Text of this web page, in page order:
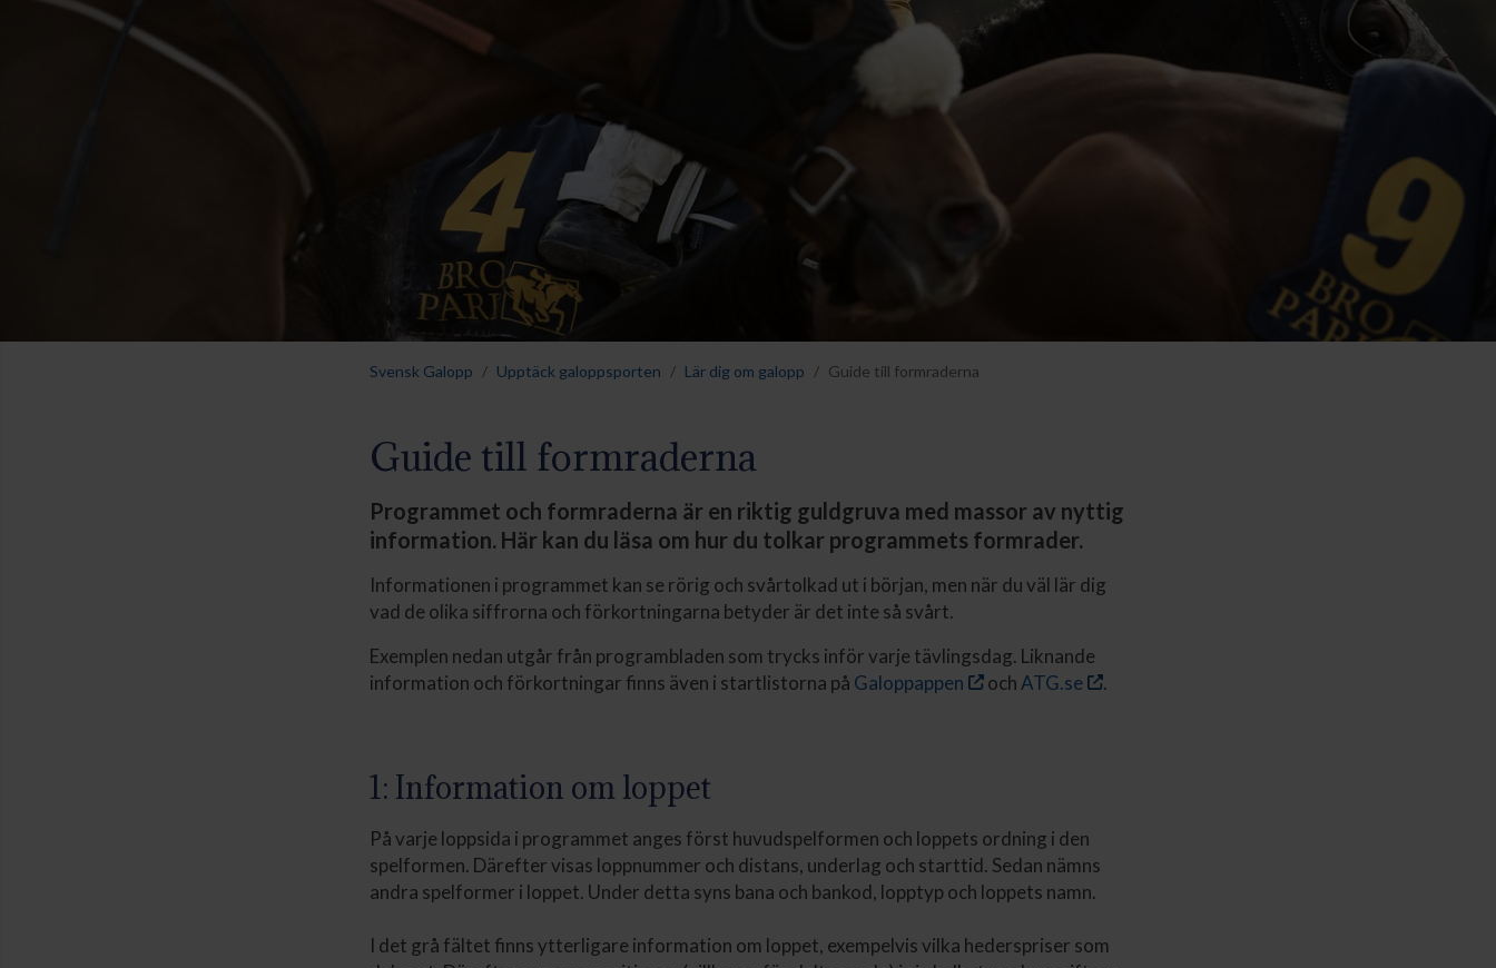
Svensk Galopp Upptäck galoppsporten Lär dig om galopp Guide till formraderna
Guide till formraderna
Programmet och formraderna är en riktig guldgruva med massor av nyttig
information. Här kan du läsa om hur du tolkar programmets formrader.
Informationen i programmet kan se rörig och svårtolkad ut i början, men när du väl lär dig
vad de olika siffrorna och förkortningarna betyder är det inte så svårt.
Exemplen nedan utgår från programbladen som trycks inför varje tävlingsdag. Liknande
information och förkortningar finns även i startlistorna på Galoppappen och ATG.se .
1: Information om loppet
På varje loppsida i programmet anges först huvudspelformen och loppets ordning i den
spelformen. Därefter visas loppnummer och distans, underlag och starttid. Sedan nämns
andra spelformer i loppet. Under detta syns bana och bankod, lopptyp och loppets namn.
I det grå fältet finns ytterligare information om loppet, exempelvis vilka hederspriser som